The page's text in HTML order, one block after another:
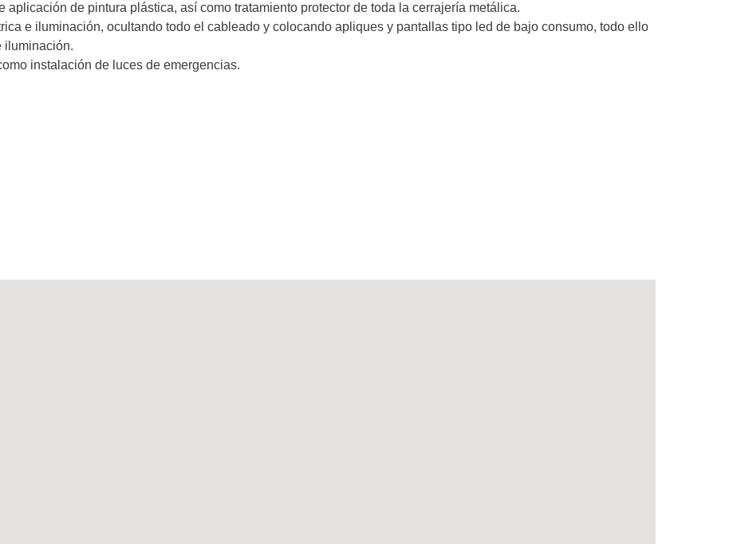
aplicación de pintura plástica, así como tratamiento protector de toda la cerrajería metálica.
e iluminación, ocultando todo el cableado y colocando apliques y pantallas tipo led de bajo consumo, todo ello
iluminación.
instalación de luces de emergencias.